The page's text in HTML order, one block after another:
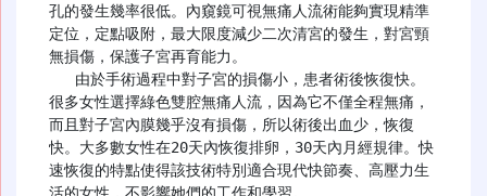
孔的發生幾率很低。內窺鏡可視無痛人流術能夠實現精準
定位，定點吸附，最大限度減少二次清宮的發生，對宮頸
無損傷，保護子宮再育能力。
很多女性選擇綠色雙腔無痛人流，因為它不僅全程無痛，
而且對子宮內膜幾乎沒有損傷，所以術後出血少，恢復
快。大多數女性在20天內恢復排卵，30天內月經規律。快
速恢復的特點使得該技術特別適合現代快節奏、高壓力生
活的女性，不影響她們的工作和學習。